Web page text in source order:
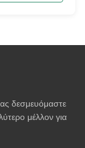
δεσμευόμαστε
μέλλον για